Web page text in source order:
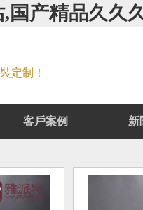
产精品久久
！
客戶案例 新